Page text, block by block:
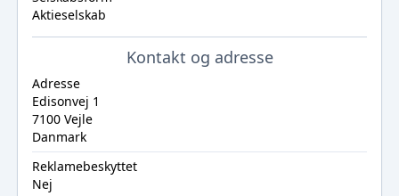
Aktieselskab
Kontakt og adresse
Adresse
Edisonvej 1
7100 Vejle
Danmark
Reklamebeskyttet
Nej